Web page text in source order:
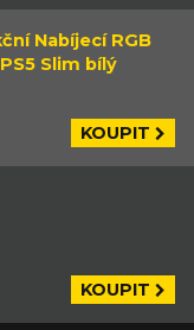
Nabíjecí RGB
Slim bílý
KOUPIT
KOUPIT